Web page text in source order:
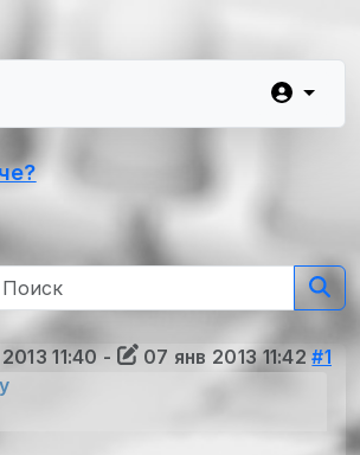
11:40 - 07 янв 2013 11:42 #1